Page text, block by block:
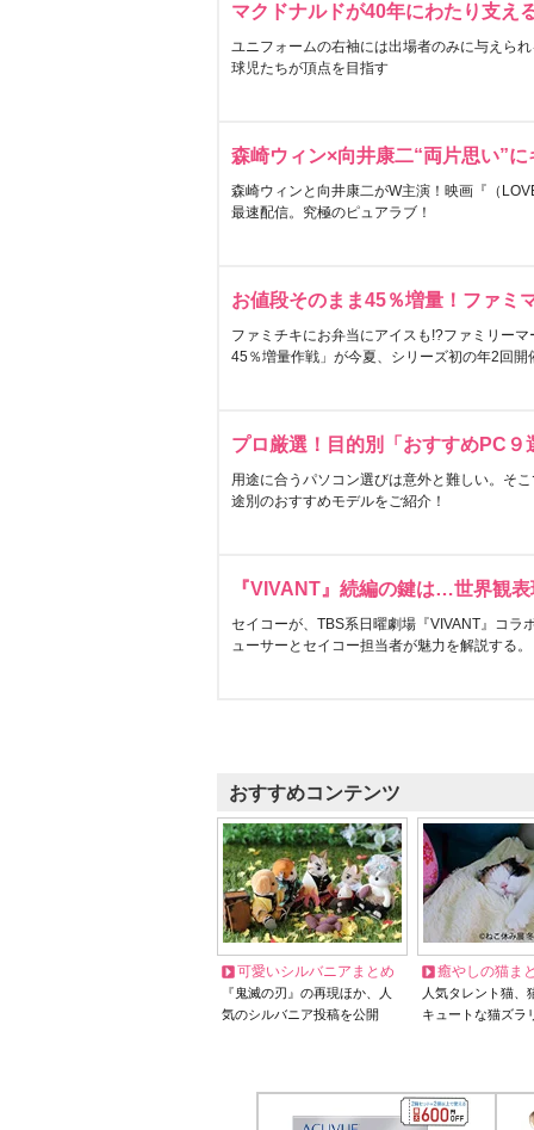
マクドナルドが40年にわたり支え
ユニフォームの右袖には出場者のみに与えら
球児たちが頂点を目指す
森崎ウィン×向井康二“両片思い”
森崎ウィンと向井康二がW主演！映画『（
最速配信。究極のピュアラブ！
お値段そのまま45％増量！ファミ
ファミチキにお弁当にアイスも!?ファミリー
45％増量作戦」が今夏、シリーズ初の年2回開
プロ厳選！目的別「おすすめPC９
用途に合うパソコン選びは意外と難しい。そ
途別のおすすめモデルをご紹介！
『VIVANT』続編の鍵は…世界観
セイコーが、TBS系日曜劇場『VIVANT』コラ
ューサーとセイコー担当者が魅力を解説する。
おすすめコンテンツ
可愛いシルバニアまとめ
『鬼滅の刃』の再現ほか、人
気のシルバニア投稿を公開
癒やしの猫ま
人気タレント猫
キュートな猫ズラ